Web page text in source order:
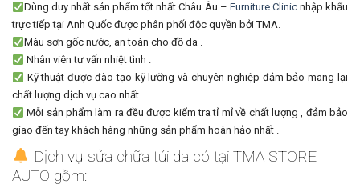
Dùng duy nhất sản phẩm tốt nhất Châu Âu – Furniture Clinicnhập khẩu
trực tiếp tại Anh Quốc được phân phối độc quyền bởi TMA.
Màu sơn gốc nước, an toàn cho đồ da .
Nhân viên tư vấn nhiệt tình .
Kỹ thuật được đào tạo kỹ lưỡng và chuyên nghiệp đảm bảo mang lại
chất lượng dịch vụ cao nhất
Mỗi sản phẩm làm ra đều được kiểm tra tỉ mỉ về chất lượng , đảm bảo
giao đến tay khách hàng những sản phẩm hoàn hảo nhất .
Dịch vụ sửa chữa túi da có tại TMA STORE
AUTO gồm: